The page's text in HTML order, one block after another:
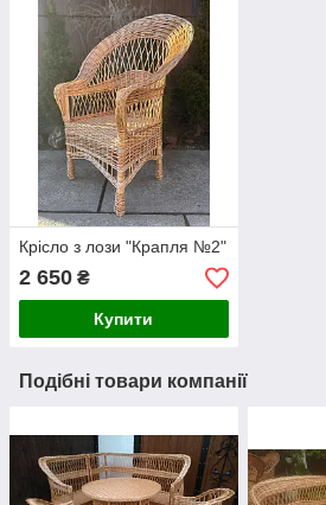
Крісло з лози "Крапля №2"
2 650 ₴
Купити
Подібні товари компанії